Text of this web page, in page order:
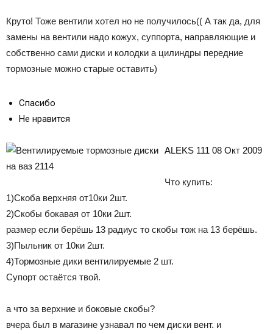
Круто! Тоже вентили хотел но не получилось(( А так да, для
замены на вентили надо кожух, суппорта, направляющие и
собственно сами диски и колодки а цилиндры передние
тормозные можно старые оставить)
Спасибо
Не нравится
ALEKS 111 08 Окт 2009
Что купить:
1)Скоба верхняя от10ки 2шт.
2)Скобы бокавая от 10ки 2шт.
размер если берёшь 13 радиус то скобы тож на 13 берёшь.
3)Пыльник от 10ки 2шт.
4)Тормозные дики вентилируемые 2 шт.
Супорт остаётся твой.
а что за верхние и боковые скобы?
вчера был в магазине узнавал по чем диски вент. и